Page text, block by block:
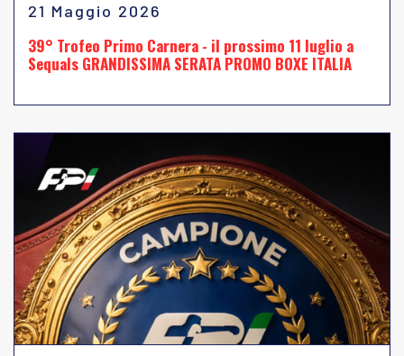
21 Maggio 2026
39° Trofeo Primo Carnera - il prossimo 11 luglio a
Sequals GRANDISSIMA SERATA PROMO BOXE ITALIA